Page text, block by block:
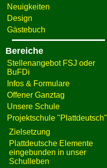
Neuigkeiten
Design
Gästebuch
Bereiche
Stellenangebot FSJ oder
BuFDi
Infos & Formulare
Offener Ganztag
Unsere Schule
Projektschule "Plattdeutsch"
Zielsetzung
Plattdeutsche Elemente
eingebunden in unser
Schulleben